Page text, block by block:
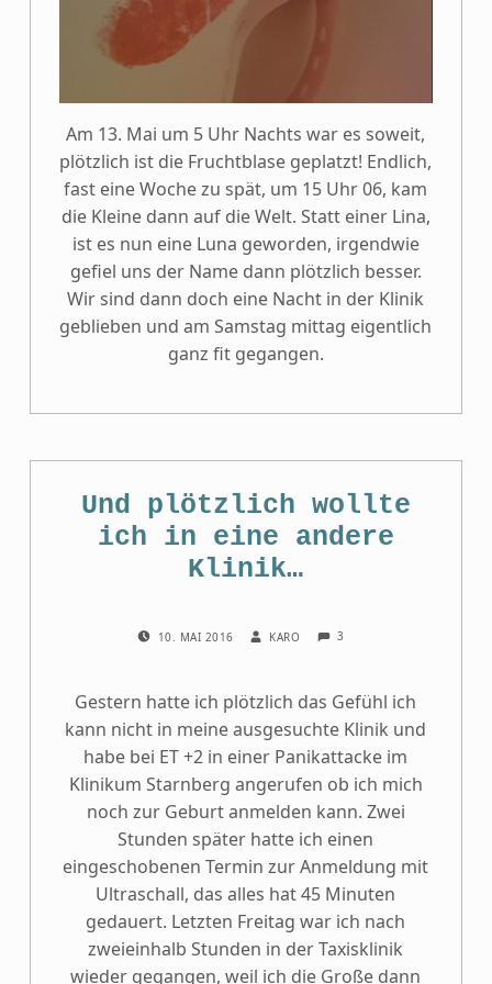
Am 13. Mai um 5 Uhr Nachts war es soweit,
plötzlich ist die Fruchtblase geplatzt! Endlich,
fast eine Woche zu spät, um 15 Uhr 06, kam
die Kleine dann auf die Welt. Statt einer Lina,
ist es nun eine Luna geworden, irgendwie
gefiel uns der Name dann plötzlich besser.
Wir sind dann doch eine Nacht in der Klinik
geblieben und am Samstag mittag eigentlich
ganz fit gegangen.
Und plötzlich wollte
ich in eine andere
Klinik…
10. MAI 2016 KARO 3
Gestern hatte ich plötzlich das Gefühl ich
kann nicht in meine ausgesuchte Klinik und
habe bei ET +2 in einer Panikattacke im
Klinikum Starnberg angerufen ob ich mich
noch zur Geburt anmelden kann. Zwei
Stunden später hatte ich einen
eingeschobenen Termin zur Anmeldung mit
Ultraschall, das alles hat 45 Minuten
gedauert. Letzten Freitag war ich nach
zweieinhalb Stunden in der Taxisklinik
wieder gegangen, weil ich die Große dann